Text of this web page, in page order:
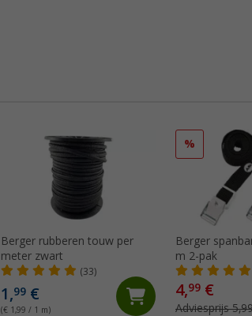
Berger rubberen touw per
meter zwart
(33)
1,99 €
(€ 1,99 / 1 m)
%
Berger
m 2-pak
4,99 €
Adviesprijs